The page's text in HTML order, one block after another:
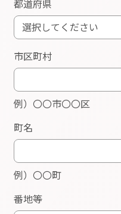
6.
受講者同士のトラブ
致しません。但し、
受講者及び会場に迷
やかにこれに応じる
講座に使用された内
払っておりますが、
りません。万が一情
ったことにより生じ
しても、当会は責任